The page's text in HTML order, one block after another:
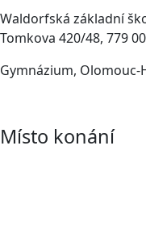
Waldorfská základní
Tomkova 420/48, 779
Gymnázium, Olomouc-
Místo konání